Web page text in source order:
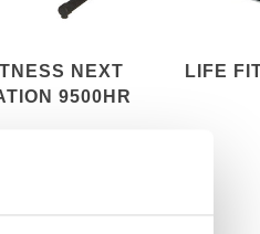
NEXT
9500HR
LIFE